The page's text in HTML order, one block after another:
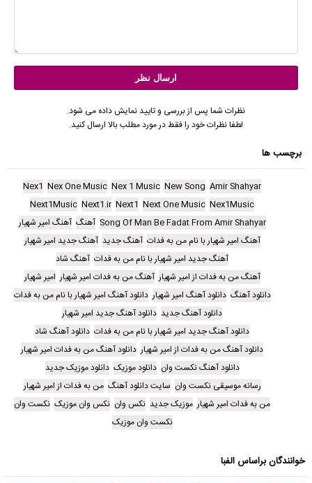
نظرات شما پس از بررسی و تایید نمایش داده می شود.
لطفا نظرات خود را فقط در مورد مطلب بالا ارسال کنید.
برچسب ها
Amir Shahyar
New Song
Nex 1 Music
Nex One Music
Nex1
Nex1Music
Next One Music
Next1
Next1.ir
Next1Music
Song Of Man Be Fadat From Amir Shahyar آهنگ آهنگ امیر شهیار
آهنگ امیر شهیار با نام من به فدات آهنگ جدید آهنگ جدید امیر شهیار
آهنگ جدید امیر شهیار با نام من به فدات آهنگ شاد
آهنگ من به فدات از امیر شهیار آهنگ من به فدات امیر شهیار امیر شهیار
دانلود آهنگ دانلود آهنگ امیر شهیار دانلود آهنگ امیر شهیار با نام من به فدات
دانلود آهنگ جدید دانلود آهنگ جدید امیر شهیار
دانلود آهنگ جدید امیر شهیار با نام من به فدات دانلود آهنگ شاد
دانلود آهنگ من به فدات از امیر شهیار دانلود آهنگ من به فدات امیر شهیار
دانلود آهنگ نکست وان دانلود موزیک دانلود موزیک جدید
رسانه موسیقی نکست وان سایت دانلود آهنگ من به فدات از امیر شهیار
من به فدات امیر شهیار موزیک جدید نکس وان نکس وان موزیک نکست وان
نکست وان موزیک
خوانندگان براساس الفبا